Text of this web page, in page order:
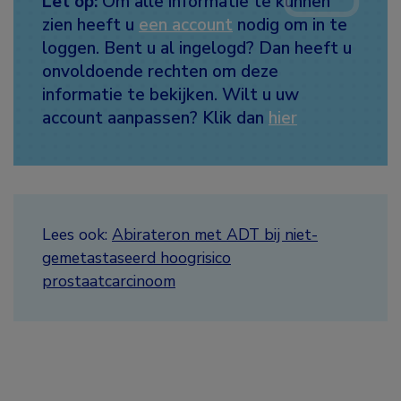
zien heeft u een account nodig om in te
loggen. Bent u al ingelogd? Dan heeft u
onvoldoende rechten om deze
informatie te bekijken. Wilt u uw
account aanpassen? Klik dan hier
Lees ook: Abirateron met ADT bij niet-
gemetastaseerd hoogrisico
prostaatcarcinoom